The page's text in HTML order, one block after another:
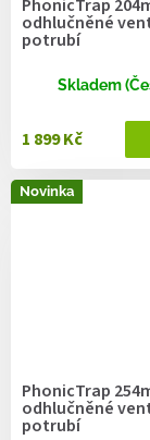
PhonicTrap
odhlučněné
potrubí
Skladem
1 899 Kč
Novinka
PhonicTrap
odhlučněné
potrubí